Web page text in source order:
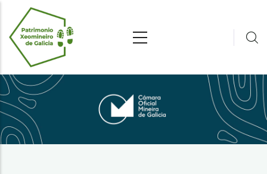
Pasar al contenido principal